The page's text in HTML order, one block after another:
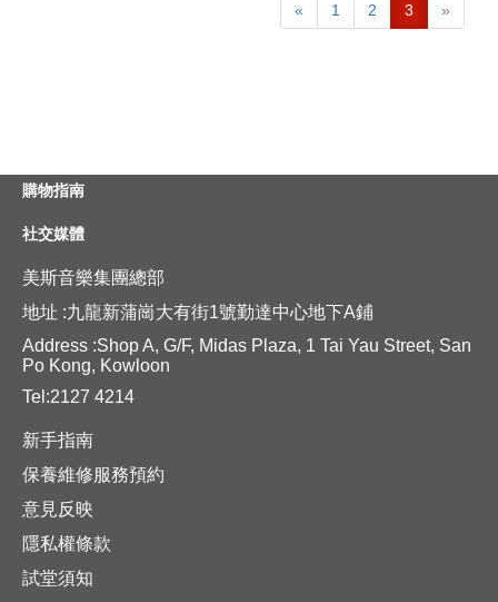
« 1 2 3 »
購物指南
社交媒體
美斯音樂集團總部
地址 :九龍新蒲崗大有街1號勤達中心地下A鋪
Address :Shop A, G/F, Midas Plaza, 1 Tai Yau Street, San
Po Kong, Kowloon
Tel:2127 4214
新手指南
保養維修服務預約
意見反映
隱私權條款
試堂須知